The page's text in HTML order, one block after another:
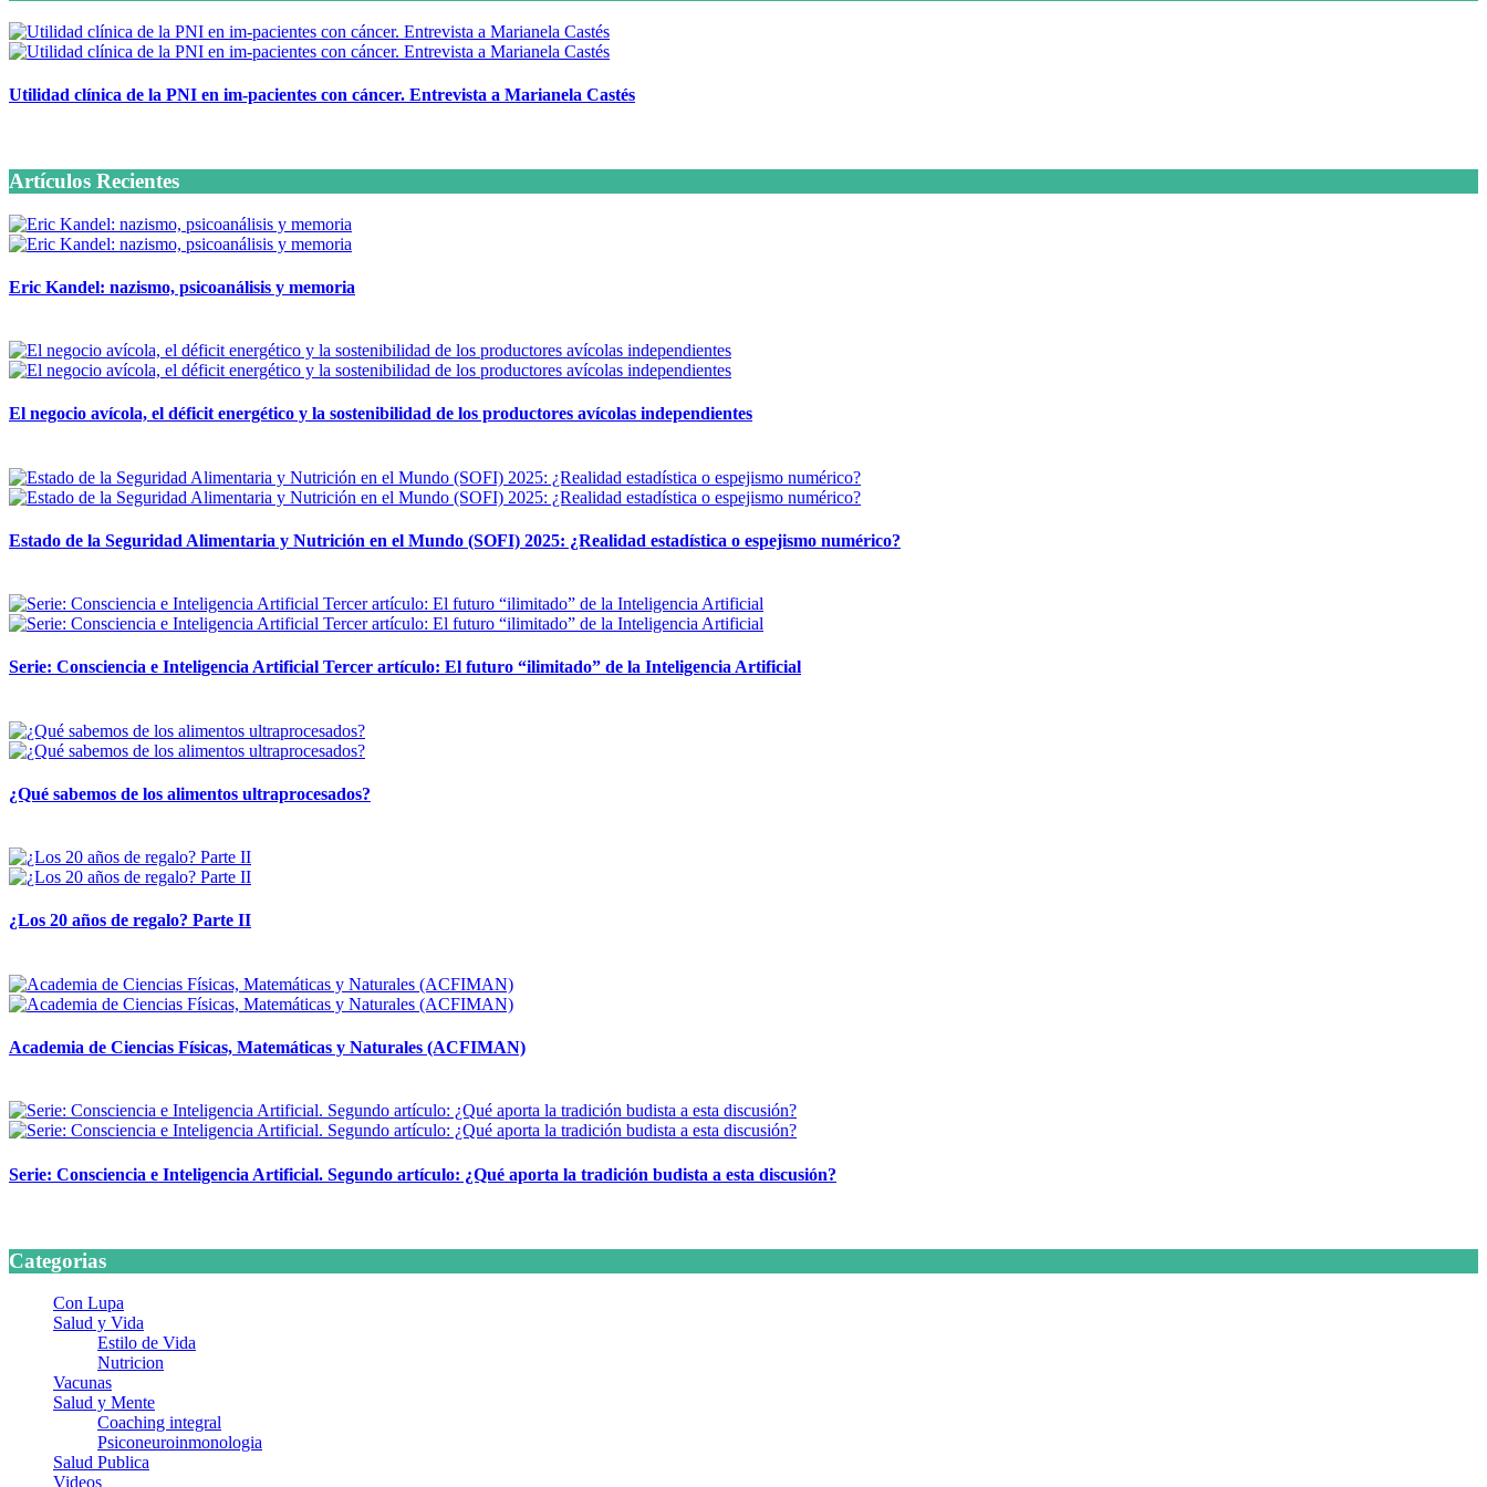
Utilidad clínica de la PNI en im-pacientes con cáncer. Entrevista a Marianela Castés
Artículos Recientes
Eric Kandel: nazismo, psicoanálisis y memoria
El negocio avícola, el déficit energético y la sostenibilidad de los productores avícolas independientes
Estado de la Seguridad Alimentaria y Nutrición en el Mundo (SOFI) 2025: ¿Realidad estadística o espejismo numérico?
Serie: Consciencia e Inteligencia Artificial Tercer artículo: El futuro “ilimitado” de la Inteligencia Artificial
¿Qué sabemos de los alimentos ultraprocesados?
¿Los 20 años de regalo? Parte II
Academia de Ciencias Físicas, Matemáticas y Naturales (ACFIMAN)
Serie: Consciencia e Inteligencia Artificial. Segundo artículo: ¿Qué aporta la tradición budista a esta discusión?
Categorias
Con Lupa
Salud y Vida
Estilo de Vida
Nutricion
Vacunas
Salud y Mente
Coaching integral
Psiconeuroinmonologia
Salud Publica
Videos